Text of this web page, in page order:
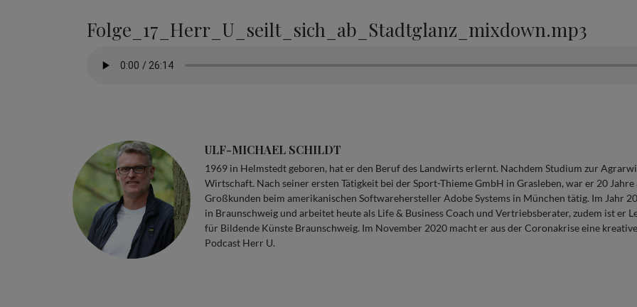
Folge_17_Herr_U_seilt_sich_ab_Stadtglanz_mixdown.mp3
ULF-MICHAEL SCHILDT
1969 in Helmstedt geboren, hat er den Beruf des Landwirts erlernt. Nachdem Studium zur
Wirtschaft. Nach seiner ersten Tätigkeit bei der Sport-Thieme GmbH in Grasleben, war er 20
Großkunden beim amerikanischen Softwarehersteller Adobe Systems in München tätig. Im Jahr
in Braunschweig und arbeitet heute als Life & Business Coach und Vertriebsberater, zudem ist er
für Bildende Künste Braunschweig. Im November 2020 macht er aus der Coronakrise eine
Podcast Herr U.